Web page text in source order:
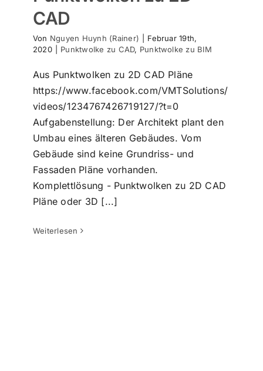
CAD
Von Nguyen Huynh (Rainer)
Februar 19th,
2020
Punktwolke zu CAD, Punktwolke zu BIM
Aus Punktwolken zu 2D CAD Pläne
https://www.facebook.com/VMTSolutions/
videos/1234767426719127/?t=0
Aufgabenstellung: Der Architekt plant den
Umbau eines älteren Gebäudes. Vom
Gebäude sind keine Grundriss- und
Fassaden Pläne vorhanden.
Komplettlösung - Punktwolken zu 2D CAD
Pläne oder 3D [...]
Weiterlesen
Projekt Hotel Alpenrose
Punktwolke zu BIM